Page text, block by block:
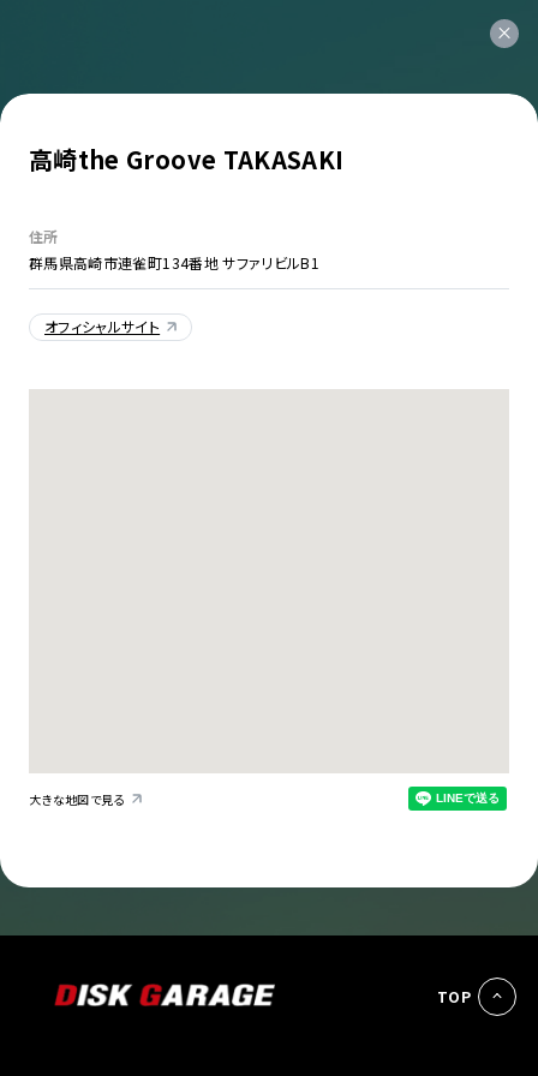
高崎the Groove TAKASAKI
住所
群馬県高崎市連雀町134番地 サファリビルB1
オフィシャルサイト
大きな地図で見る
TOP